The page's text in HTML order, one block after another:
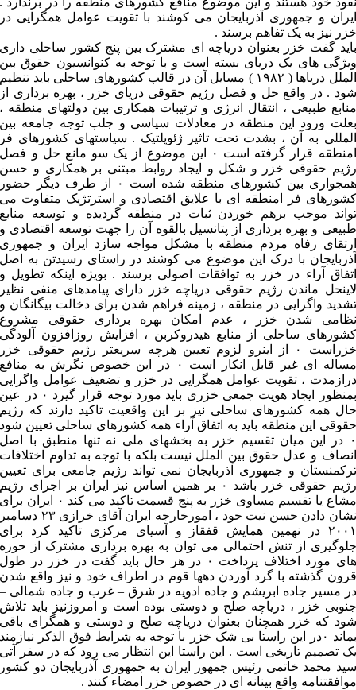
ایران و جمهوری آذربایجان می کوشند با تقویت عوامل همگرایی در
خزر نیز به یک تفاهم برسند .
باید گفت خزر بعنوان دریاچه ای مشترک بین پنج کشور ساحلی داری
ویژگی های یک دریای بسته است و با توجه به کنوانسیون حقوق بین
الملل دریاها ( ۱۹۸۲ ) مسایل آن در قالب کشورهای ساحلی باید تنظیم
شود . در واقع حل و فصل رژیم حقوقی دریای خزر ، بهره برداری از
منابع طبیعی ، انتقال انرژی و ترتیبات همکاری بین دولتهای منطقه ،
بعلت ورود این منطقه در معادلات سیاسی و جلب توجه جامعه بین
المللی به آن ، بشدت تحت تاثیر ژئوپلتیک . سیاستهای کشورهای فر
امنطقه قرار گرفته است ۰ این موضوع از یک سو مانع حل و فصل
رژیم حقوقی خزر و شکل و ایجاد روابط مبتنی بر همکاری و حسن
همجواری بین کشورهای منطقه شده است ۰ از طرف دیگر حضور
کشورهای فر امنطقه ای با علایق اقتصادی و استرتژیک متفاوت می
تواند موجب برهم خوردن ثبات در منطقه گردیده و توسعه منابع
طبیعی و بهره برداری از پتانسیل بالقوه آن را جهت توسعه اقتصادی و
ارتقای رفاه مردم منطقه با مشکل مواجه سازد ایران و جمهوری
آذربایجان با درک این موضوع می کوشند در راستای رسیدتن به اصل
اتفاق آراء در خزر به توافقات اصولی برسند . بویژه اینکه تطویل و
لاینحل ماندن رژیم حقوقی دریاچه خزر دارای پیامدهای منفی نظیر
تشدید واگرایی در منطقه ، زمینه فراهم شدن برای دخالت بیگانگان و
نظامی شدن خزر ، عدم امکان بهره برداری حقوقی مشروع
کشورهای ساحلی از منابع هیدروکربن ، افزایش روزافزون آلودگی
خزراست ۰ از اینرو لزوم تعیین هرچه سریعتر رژیم حقوقی خزر
مساله ای غیر قابل انکار است ۰ در این خصوص نگرش به منافع
درازمدت ، تقویت عوامل همگرایی در خزر و تضعیف عوامل واگرایی
بمنظور ایجاد هویت جمعی خزری باید مورد توجه قرار گیرد ۰ در عین
حال همه کشورهای ساحلی نیز بر این واقعیت تاکید دارند که رژیم
حقوقی این منطقه باید به اتفاق آراء همه کشورهای ساحلی تعیین شود
۰ در این میان تقسیم خزر به بخشهای ملی نه تنها منطبق با اصل
انصاف و عدل حقوق بین الملل نیست بلکه با توجه به تداوم اختلافات
ترکمنستان و جمهوری آذربایجان نمی تواند رژیم جامعی برای تعیین
رژیم حقوقی خزر باشد ۰ بر همین اساس نیز ایران بر اجرای رژیم
مشاع یا تقسیم مساوی خزر به پنج قسمت تاکید می کند ۰ ایران برای
نشان دادن حسن نیت خود ، امورخارجه ایران آقای خرازی ۲۳ دسامبر
۲۰۰۱ در نهمین همایش قفقاز و آسیای مرکزی تاکید کرد برای
جلوگیری از تنش احتمالی می توان به بهره برداری مشترک از حوزه
های مورد اختلاف پرداخت ۰ در هر حال باید گفت در خزر در طول
قرون گذشته با گرد آوردن دهها قوم در اطراف خود و نیز واقع شدن
در مسیر جاده ابریشم و جاده ادویه در شرق – غرب و جاده شمالی –
جنوبی خزر ، دریاچه صلح و دوستی بوده است و امروزنیز باید تلاش
شود که خزر همچنان بعنوان دریاچه صلح و دوستی و همگرای باقی
بماند ۰در این راستا بی شک خزر با توجه به شرایط فوق الذکر نیازمند
یک تصمیم تاریخی است . این راستا این انتظار می رود که در سفر آتی
سید محمد خاتمی رئیس جمهور ایران به جمهوری آذربایجان دو کشور
موافقتنامه واقع بینانه ای در خصوص خزر امضاء کنند .